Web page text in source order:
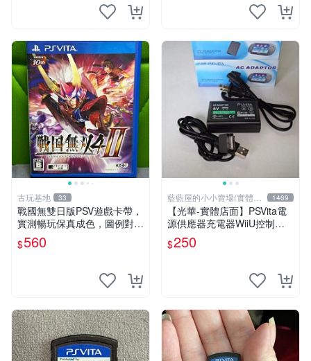
古玩基地 33
戰國無雙日版PSV遊戲卡帶，
實測暢玩保真成色，圖例對應
確保收貨，售出概不退換 戰
國無雙 PSV 日版 游戲 卡帶
$560
藍藍屋的小小賣場(實體店
面)
1469
【光華-實體店面】PSVita電
源供應器充電器WiiU控制器
充電器主機電源供應器變壓器
火牛~
$250